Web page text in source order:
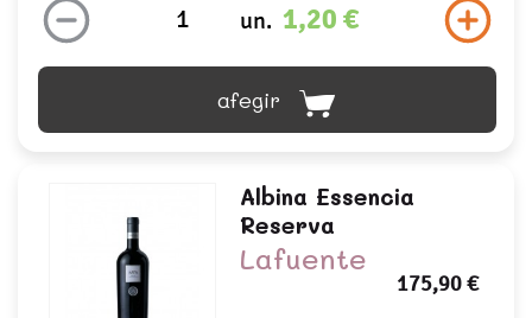
un. 1,20 €
afegir
Albina Essencia
Reserva
Lafuente
175,90 €